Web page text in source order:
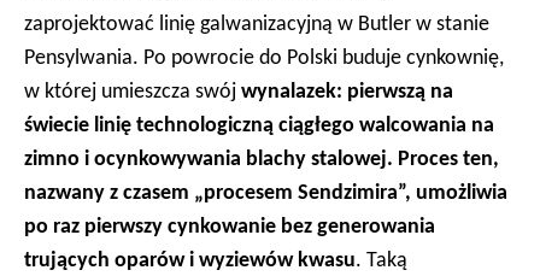
zaprojektować linię galwanizacyjną w Butler w stanie
Pensylwania. Po powrocie do Polski buduje cynkownię,
w której umieszcza swój wynalazek: pierwszą na
świecie linię technologiczną ciągłego walcowania na
zimno i ocynkowywania blachy stalowej. Proces ten,
nazwany z czasem „procesem Sendzimira”, umożliwia
po raz pierwszy cynkowanie bez generowania
trujących oparów i wyziewów kwasu. Taką